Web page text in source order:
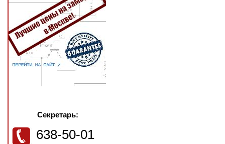
Секретарь:
638-50-01